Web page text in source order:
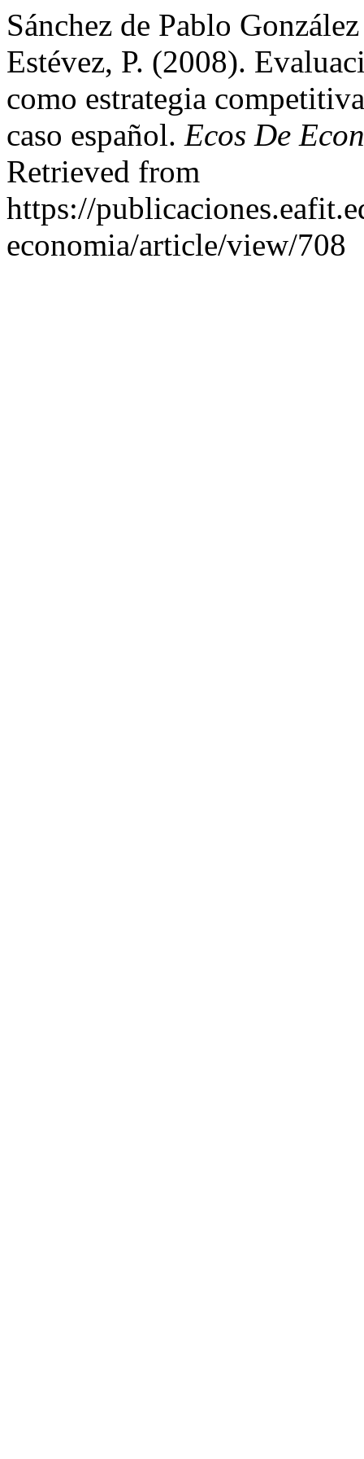
Sánchez de Pablo
Estévez, P. (2008).
como estrategia
caso español. Ecos De
Retrieved from
https://
economia/article/view/708